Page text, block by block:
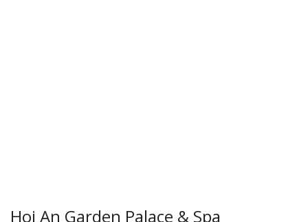
Hoi An Garden Palace & Spa